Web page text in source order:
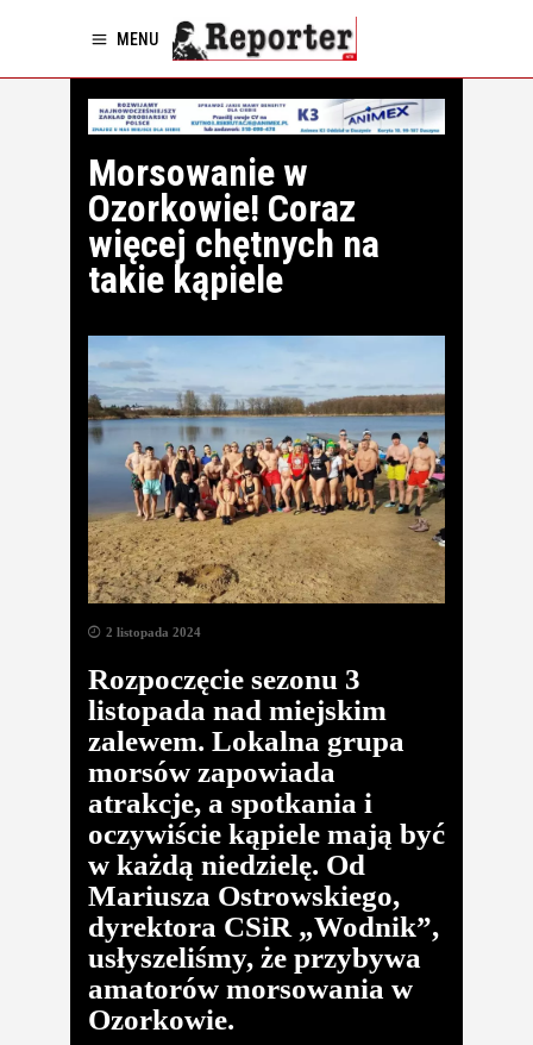
MENU
Morsowanie w
Ozorkowie! Coraz
więcej chętnych na
takie kąpiele
2 listopada 2024
Rozpoczęcie sezonu 3
listopada nad miejskim
zalewem. Lokalna grupa
morsów zapowiada
atrakcje, a spotkania i
oczywiście kąpiele mają być
w każdą niedzielę. Od
Mariusza Ostrowskiego,
dyrektora CSiR „Wodnik”,
usłyszeliśmy, że przybywa
amatorów morsowania w
Ozorkowie.